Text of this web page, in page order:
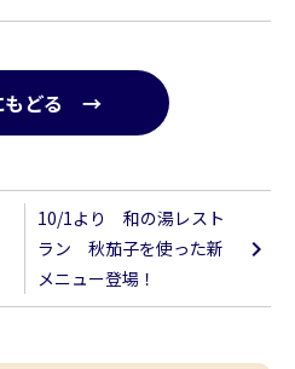
もどる →
10/1より 和の湯レスト
ラン 秋茄子を使った新
メニュー登場！